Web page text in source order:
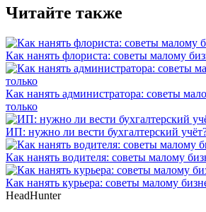
Читайте также
Как нанять флориста: советы малому
Как нанять администратора: советы
только
ИП: нужно ли вести бухгалтерский
Как нанять водителя: советы малому
Как нанять курьера: советы малому
HeadHunter